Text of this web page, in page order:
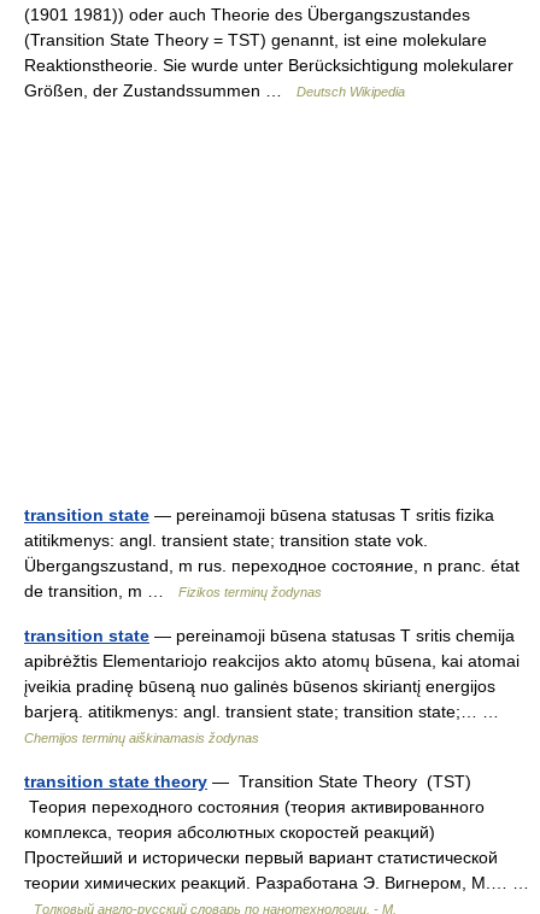
(1901 1981)) oder auch Theorie des Übergangszustandes
(Transition State Theory = TST) genannt, ist eine molekulare
Reaktionstheorie. Sie wurde unter Berücksichtigung molekularer
Größen, der Zustandssummen …
Deutsch Wikipedia
transition state — pereinamoji būsena statusas T sritis fizika
atitikmenys: angl. transient state; transition state vok.
Übergangszustand, m rus. переходное состояние, n pranc. état
de transition, m …
Fizikos terminų žodynas
transition state — pereinamoji būsena statusas T sritis chemija
apibrėžtis Elementariojo reakcijos akto atomų būsena, kai atomai
įveikia pradinę būseną nuo galinės būsenos skiriantį energijos
barjerą. atitikmenys: angl. transient state; transition state;… …
Chemijos terminų aiškinamasis žodynas
transition state theory — Transition State Theory (TST)
Теория переходного состояния (теория активированного
комплекса, теория абсолютных скоростей реакций)
Простейший и исторически первый вариант статистической
теории химических реакций. Разработана Э. Вигнером, М.… …
Толковый англо-русский словарь по нанотехнологии. - М.